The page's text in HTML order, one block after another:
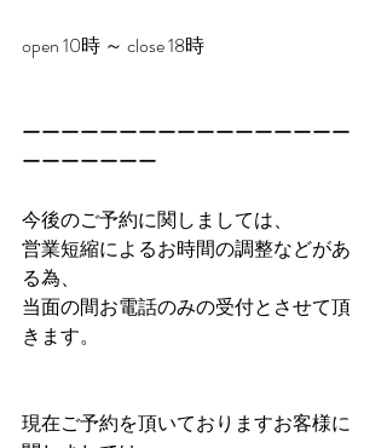
open 10時 ～ close 18時
ーーーーーーーーーーーーーーーーー
ーーーーーーー
今後のご予約に関しましては、
営業短縮によるお時間の調整などがあ
る為、
当面の間お電話のみの受付とさせて頂
きます。
現在ご予約を頂いておりますお客様に